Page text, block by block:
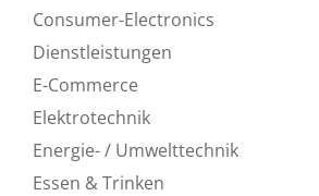
Consumer-Electronics
Dienstleistungen
E-Commerce
Elektrotechnik
Energie- / Umwelttechnik
Essen & Trinken